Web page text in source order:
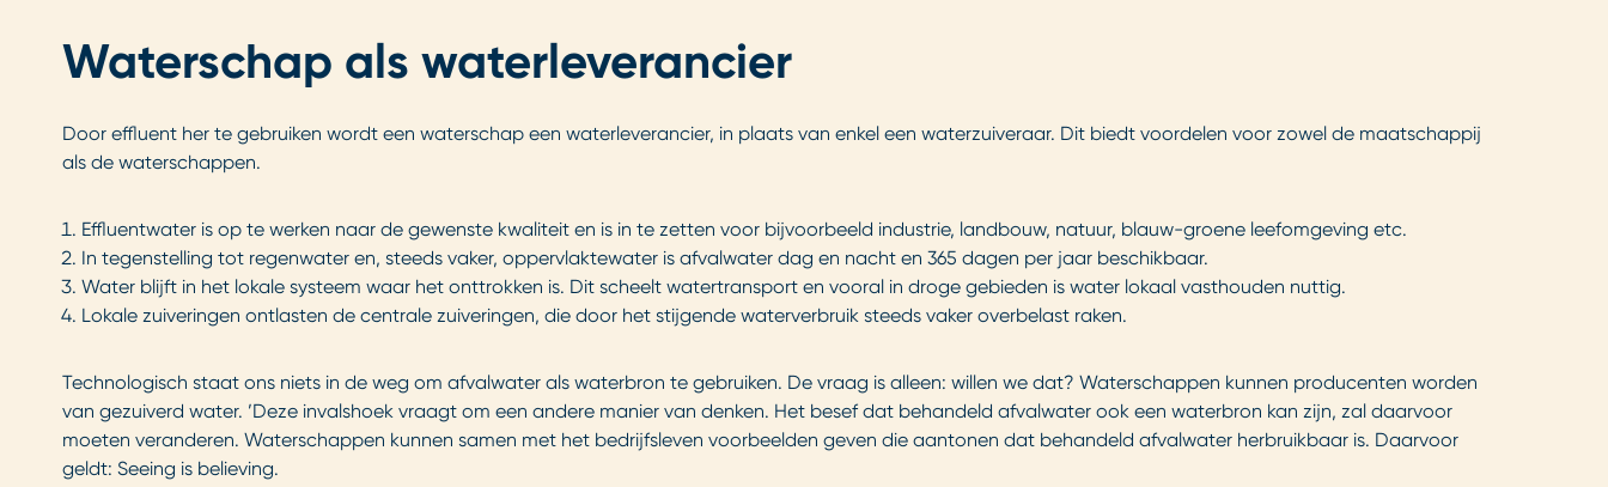
Waterschap als waterleverancier
Door effluent her te gebruiken wordt een waterschap een waterleverancier, in plaats van enkel een waterzuiveraar. Dit biedt voordelen voor zowel de maatschappij
als de waterschappen.
Effluentwater is op te werken naar de gewenste kwaliteit en is in te zetten voor bijvoorbeeld industrie, landbouw, natuur, blauw-groene leefomgeving etc.
In tegenstelling tot regenwater en, steeds vaker, oppervlaktewater is afvalwater dag en nacht en 365 dagen per jaar beschikbaar.
Water blijft in het lokale systeem waar het onttrokken is. Dit scheelt watertransport en vooral in droge gebieden is water lokaal vasthouden nuttig.
Lokale zuiveringen ontlasten de centrale zuiveringen, die door het stijgende waterverbruik steeds vaker overbelast raken.
Technologisch staat ons niets in de weg om afvalwater als waterbron te gebruiken. De vraag is alleen: willen we dat? Waterschappen kunnen producenten worden
van gezuiverd water. ’Deze invalshoek vraagt om een andere manier van denken. Het besef dat behandeld afvalwater ook een waterbron kan zijn, zal daarvoor
moeten veranderen. Waterschappen kunnen samen met het bedrijfsleven voorbeelden geven die aantonen dat behandeld afvalwater herbruikbaar is. Daarvoor
geldt: Seeing is believing.